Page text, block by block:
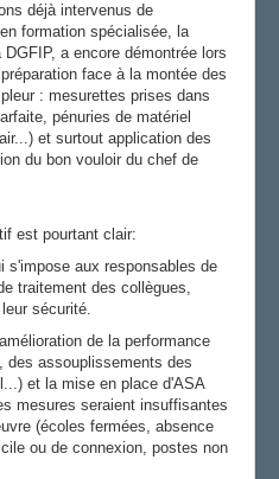
déjà intervenus de
formation spécialisée, la
a encore démontrée lors
face à la montée des
: mesurettes prises dans
pénuries de matériel
et surtout application des
du bon vouloir du chef de
est pourtant clair:
s'impose aux responsables de
traitement des collègues,
sécurité.
de la performance
des assouplissements des
et la mise en place d'ASA
mesures seraient insuffisantes
(écoles fermées, absence
ou de connexion, postes non